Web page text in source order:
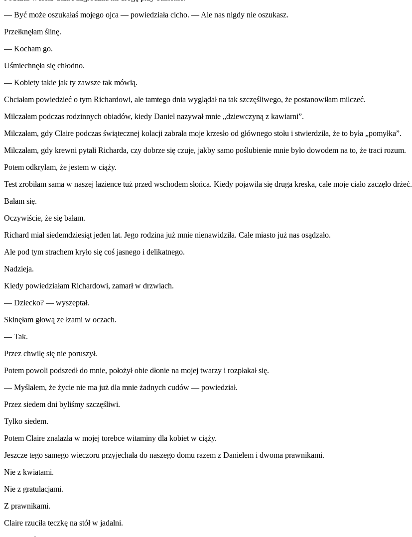
— Być może oszukałaś mojego ojca — powiedziała cicho. — Ale nas nigdy nie oszukasz.
Przełknęłam ślinę.
— Kocham go.
Uśmiechnęła się chłodno.
— Kobiety takie jak ty zawsze tak mówią.
Chciałam powiedzieć o tym Richardowi, ale tamtego dnia wyglądał na tak szczęśliwego, że postanowiłam milczeć.
Milczałam podczas rodzinnych obiadów, kiedy Daniel nazywał mnie „dziewczyną z kawiarni”.
Milczałam, gdy Claire podczas świątecznej kolacji zabrała moje krzesło od głównego stołu i stwierdziła, że to była „pomyłka”.
Milczałam, gdy krewni pytali Richarda, czy dobrze się czuje, jakby samo poślubienie mnie było dowodem na to, że traci rozum.
Potem odkryłam, że jestem w ciąży.
Test zrobiłam sama w naszej łazience tuż przed wschodem słońca. Kiedy pojawiła się druga kreska, całe moje ciało zaczęło drżeć.
Bałam się.
Oczywiście, że się bałam.
Richard miał siedemdziesiąt jeden lat. Jego rodzina już mnie nienawidziła. Całe miasto już nas osądzało.
Ale pod tym strachem kryło się coś jasnego i delikatnego.
Nadzieja.
Kiedy powiedziałam Richardowi, zamarł w drzwiach.
— Dziecko? — wyszeptał.
Skinęłam głową ze łzami w oczach.
— Tak.
Przez chwilę się nie poruszył.
Potem powoli podszedł do mnie, położył obie dłonie na mojej twarzy i rozpłakał się.
— Myślałem, że życie nie ma już dla mnie żadnych cudów — powiedział.
Przez siedem dni byliśmy szczęśliwi.
Tylko siedem.
Potem Claire znalazła w mojej torebce witaminy dla kobiet w ciąży.
Jeszcze tego samego wieczoru przyjechała do naszego domu razem z Danielem i dwoma prawnikami.
Nie z kwiatami.
Nie z gratulacjami.
Z prawnikami.
Claire rzuciła teczkę na stół w jadalni.